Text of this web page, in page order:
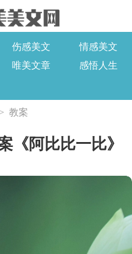
伤感美文
情感美文
唯美文章
感悟人生
> 教案
《阿比比一比》